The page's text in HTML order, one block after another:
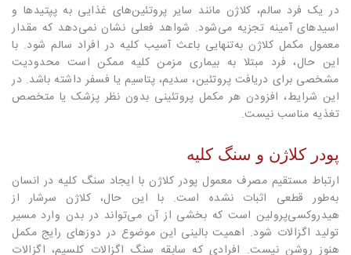
در یک فرد سالم، کلاژن مانند سایر پروتئین‌های غذایی به پپتیدها و
اسیدهای آمینه تجزیه می‌شود. شواهد فعلی نشان نمی‌دهد که مقدار
معمول مکمل کلاژن به‌تنهایی باعث آسیب کلیه در افراد سالم شود. با
این حال، فرد مبتلا به بیماری مزمن کلیه ممکن است محدودیت
مشخصی برای دریافت پروتئین، سدیم، پتاسیم یا فسفر داشته باشد. در
این شرایط، افزودن هر مکمل پروتئینی بدون نظر پزشک یا متخصص
تغذیه مناسب نیست.
پودر کلاژن و سنگ کلیه
ارتباط مستقیم مصرف معمول پودر کلاژن با ایجاد سنگ کلیه در انسان
به‌طور قطعی اثبات نشده است. با این حال، کلاژن سرشار از
هیدروکسی‌پرولین است که بخشی از آن می‌تواند در بدن وارد مسیر
تولید اگزالات شود. اهمیت بالینی این موضوع در دوزهای رایج مکمل
هنوز روشن نیست. افرادی که سابقه سنگ اگزالات کلسیم، اگزالات